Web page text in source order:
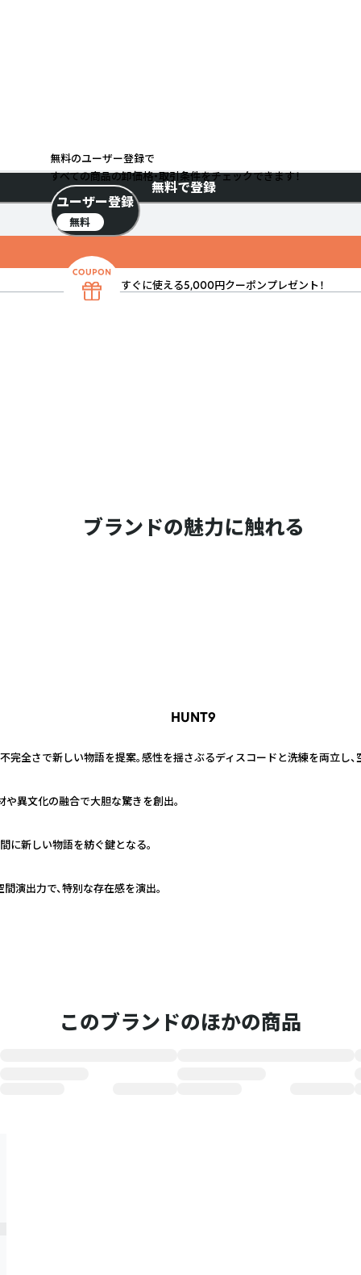
無料で登録
ブランドの魅力に触れる
HUNT9
完全さで新しい物語を提案。感性を揺さぶるディスコードと洗練を両立し
や異文化の融合で大胆な驚きを創出。
に新しい物語を紡ぐ鍵となる。
演出力で、特別な存在感を演出。
このブランドのほかの商品
無料のユーザー登録で
すべての商品の卸価格・取引条件をチェックできます！
ユーザー登録
無料
すぐに使える5,000円クーポンプレゼント！